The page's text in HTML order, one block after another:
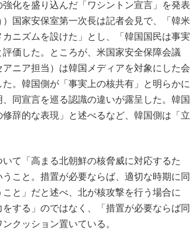
化を盛り込んだ「ワシントン宣言」を発表
国家安保室第一次長は記者会見で、「韓米
ニズムを設けた」とし、「韓国国民は事実
価した。ところが、米国家安全保障会議
ニア担当）は韓国メディアを対象にした会
。韓国側が「事実上の核共有」と明らかに
同宣言を巡る認識の違いが露呈した。韓国
辞的な表現」と述べるなど、韓国側は「立
て「高まる北朝鮮の核脅威に対応するた
こと。措置が必要ならば、適切な時期に同
と」だと述べ、北が核攻撃を行う場合に
する」のではなく、「措置が必要ならば同
クッション置いている。